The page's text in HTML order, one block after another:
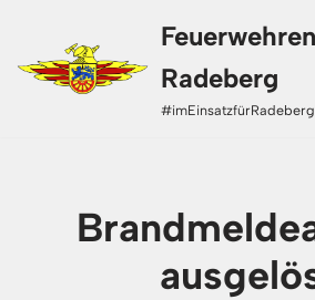
Zum
Inhalt
Feuerwehren
Radeberg
#imEinsatzfürRadeberg